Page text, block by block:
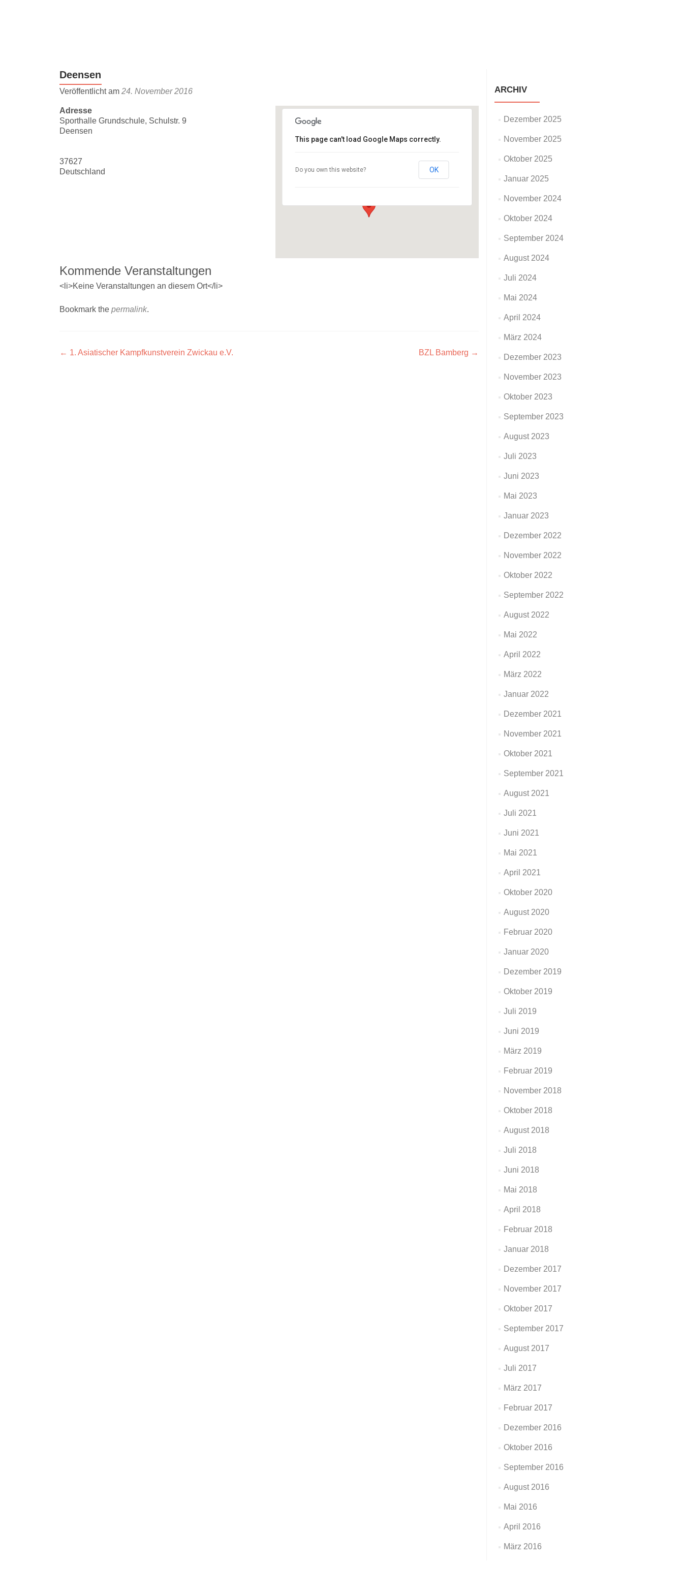
Deensen
Veröffentlicht am 24. November 2016
Sporthalle Grundschule, Schulstr. 9 - Deensen
This page can't load Google Maps correctly.
Do you own this website? OK
Adresse
Sporthalle Grundschule, Schulstr. 9
Deensen
37627
Deutschland
Kommende Veranstaltungen
<li>Keine Veranstaltungen an diesem Ort</li>
Bookmark the permalink.
Artikel-
← 1. Asiatischer Kampfkunstverein Zwickau e.V. BZL Bamberg →
ARCHIV
Dezember 2025
November 2025
Oktober 2025
Januar 2025
November 2024
Oktober 2024
September 2024
August 2024
Juli 2024
Mai 2024
April 2024
März 2024
Dezember 2023
November 2023
Oktober 2023
September 2023
August 2023
Juli 2023
Juni 2023
Mai 2023
Januar 2023
Dezember 2022
November 2022
Oktober 2022
September 2022
August 2022
Mai 2022
April 2022
März 2022
Januar 2022
Dezember 2021
November 2021
Oktober 2021
September 2021
August 2021
Juli 2021
Juni 2021
Mai 2021
April 2021
Oktober 2020
August 2020
Februar 2020
Januar 2020
Dezember 2019
Oktober 2019
Juli 2019
Juni 2019
März 2019
Februar 2019
November 2018
Oktober 2018
August 2018
Juli 2018
Juni 2018
Mai 2018
April 2018
Februar 2018
Januar 2018
Dezember 2017
November 2017
Oktober 2017
September 2017
August 2017
Juli 2017
März 2017
Februar 2017
Dezember 2016
Oktober 2016
September 2016
August 2016
Mai 2016
April 2016
März 2016